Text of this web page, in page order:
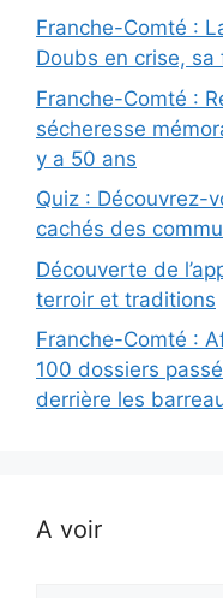
Franche-Comté :
Doubs en crise,
Franche-Comté :
sécheresse
y a 50 ans
Quiz : Découvrez-
cachés des
Découverte de
terroir et traditions
Franche-Comté :
100 dossiers
derrière les
A voir